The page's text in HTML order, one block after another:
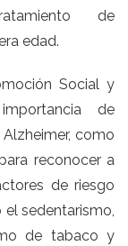
de
edad.
Social y
de
como
reconocer a
de riesgo
sedentarismo,
de tabaco y